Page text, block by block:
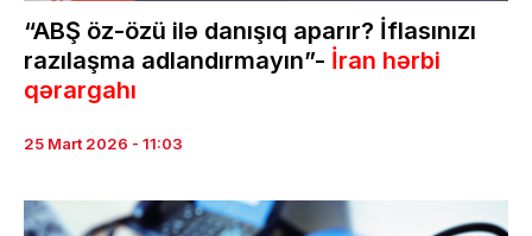
“ABŞ öz-özü ilə danışıq aparır? İflasınızı
razılaşma adlandırmayın”- İran hərbi
qərargahı
25 Mart 2026 - 11:03